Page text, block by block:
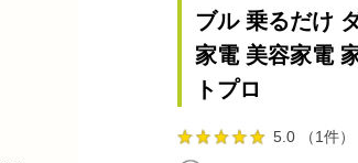
ブル 乗るだけ
家電 美容家電
トプロ
5.0 （1件）